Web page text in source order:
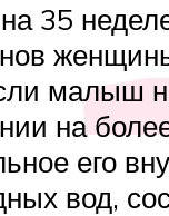
35
малыш
на
его
вод,